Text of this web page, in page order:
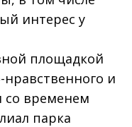
интерес у
площадкой
нравственного и
со временем
парка